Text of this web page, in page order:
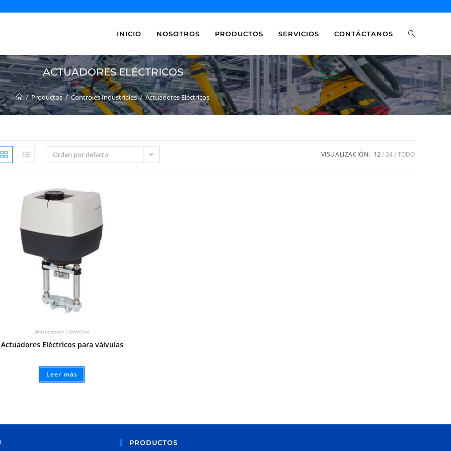
INICIO NOSOTROS PRODUCTOS SERVICIOS CONTÁCTANOS
ACTUADORES ELÉCTRICOS
/ Productos / Controles Industriales / Actuadores Eléctricos
Orden por defecto VISUALIZACIÓN: 12 24 TODO
Actuadores Eléctricos
Actuadores Eléctricos para válvulas
Leer más
PRODUCTOS